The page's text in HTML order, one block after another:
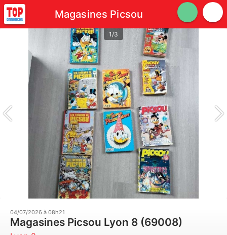
Magasines Picsou
1/3
04/07/2026 à 08h21
Magasines Picsou Lyon 8 (69008)